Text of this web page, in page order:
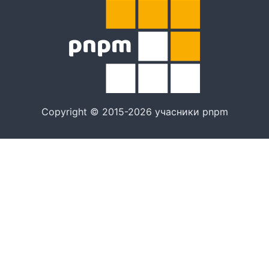
Copyright © 2015-2026 учасники pnpm